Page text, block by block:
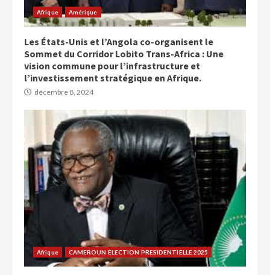
Afrique Amérique
Les États-Unis et l’Angola co-organisent le
Sommet du Corridor Lobito Trans-Africa : Une
vision commune pour l’infrastructure et
l’investissement stratégique en Afrique.
décembre 8, 2024
Afrique CAMEROUN ELECTION PRESIDENTIELLE 2025